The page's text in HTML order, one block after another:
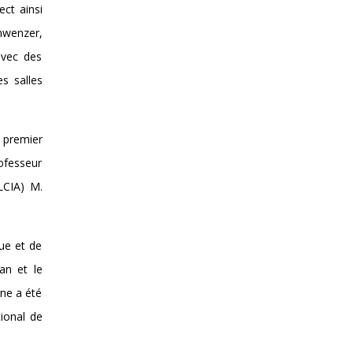
ainsi
des
salles
M.
et de
et le
a été
de